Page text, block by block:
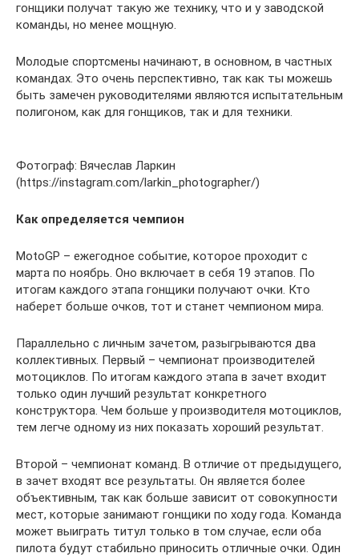
гонщики получат такую же технику, что и у заводской
команды, но менее мощную.
Молодые спортсмены начинают, в основном, в частных
командах. Это очень перспективно, так как ты можешь
быть замечен руководителями являются испытательным
полигоном, как для гонщиков, так и для техники.
Фотограф: Вячеслав Ларкин
(https://instagram.com/larkin_photographer/)
Как определяется чемпион
MotoGP – ежегодное событие, которое проходит с
марта по ноябрь. Оно включает в себя 19 этапов. По
итогам каждого этапа гонщики получают очки. Кто
наберет больше очков, тот и станет чемпионом мира.
Параллельно с личным зачетом, разыгрываются два
коллективных. Первый – чемпионат производителей
мотоциклов. По итогам каждого этапа в зачет входит
только один лучший результат конкретного
конструктора. Чем больше у производителя мотоциклов,
тем легче одному из них показать хороший результат.
Второй – чемпионат команд. В отличие от предыдущего,
в зачет входят все результаты. Он является более
объективным, так как больше зависит от совокупности
мест, которые занимают гонщики по ходу года. Команда
может выиграть титул только в том случае, если оба
пилота будут стабильно приносить отличные очки. Один